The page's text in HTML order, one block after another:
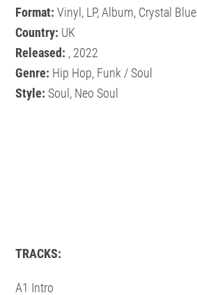
Format:Vinyl, LP, Album, Crystal Blue
Country: UK
Released: , 2022
Genre: Hip Hop, Funk / Soul
Style: Soul, Neo Soul
TRACKS:
A1 Intro